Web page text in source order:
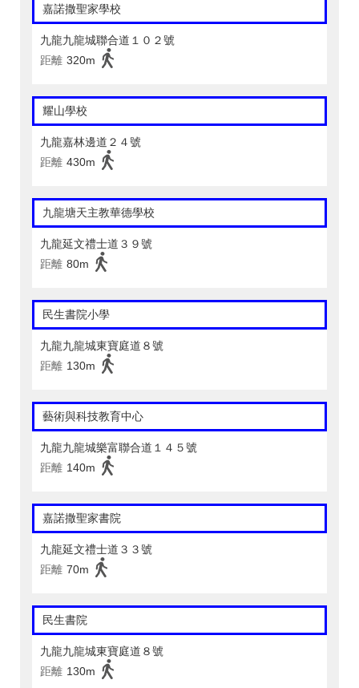
嘉諾撒聖家學校
九龍九龍城聯合道１０２號
距離 320m
耀山學校
九龍嘉林邊道２４號
距離 430m
九龍塘天主教華德學校
九龍延文禮士道３９號
距離 80m
民生書院小學
九龍九龍城東寶庭道８號
距離 130m
藝術與科技教育中心
九龍九龍城樂富聯合道１４５號
距離 140m
嘉諾撒聖家書院
九龍延文禮士道３３號
距離 70m
民生書院
九龍九龍城東寶庭道８號
距離 130m